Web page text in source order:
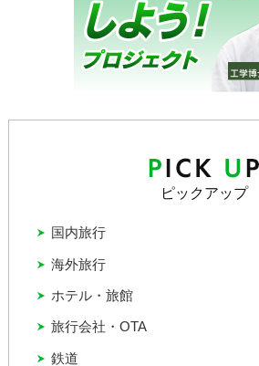
ピックアップ
ホテル・旅館
国内旅行
旅行会社・OTA
海外旅行
鉄道